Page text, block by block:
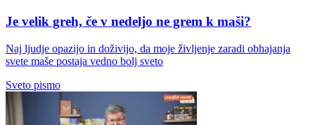
Je velik greh, če v nedeljo ne grem k maši?
Naj ljudje opazijo in doživijo, da moje življenje zaradi obhajanja
svete maše postaja vedno bolj sveto
Sveto pismo